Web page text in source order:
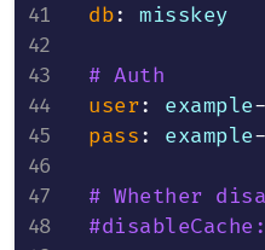
db: misskey
# Auth
user: example-
pass: example-
# Whether